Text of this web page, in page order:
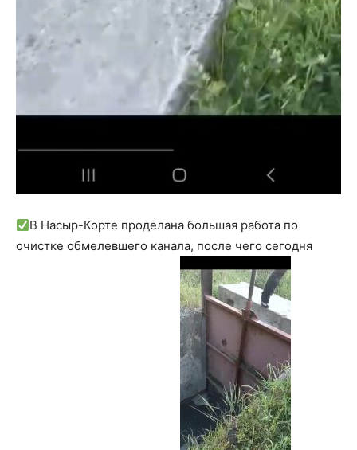
В Насыр-Корте проделана большая работа по
очистке обмелевшего канала, после чего сегодня